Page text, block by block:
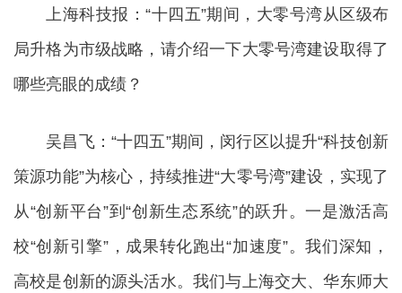
上海科技报：“十四五”期间，大零号湾从区级布
局升格为市级战略，请介绍一下大零号湾建设取得了
哪些亮眼的成绩？
吴昌飞：“十四五”期间，闵行区以提升“科技创新
策源功能”为核心，持续推进“大零号湾”建设，实现了
从“创新平台”到“创新生态系统”的跃升。一是激活高
校“创新引擎”，成果转化跑出“加速度”。我们深知，
高校是创新的源头活水。我们与上海交大、华东师大